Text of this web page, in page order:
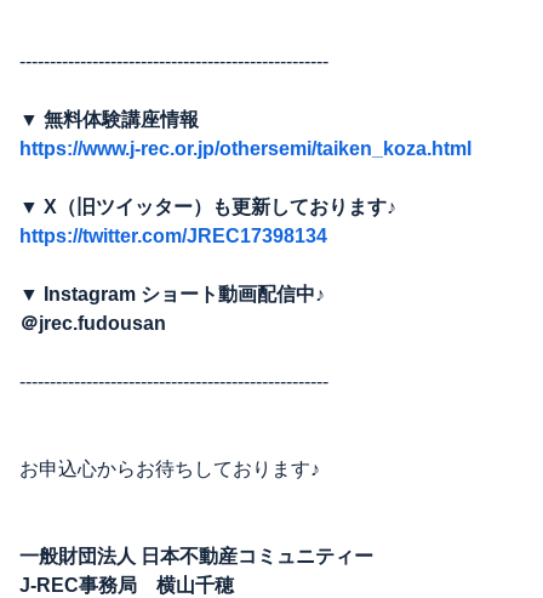
---------------------------------------------------
▼ 無料体験講座情報
https://www.j-rec.or.jp/othersemi/taiken_koza.html
▼ X（旧ツイッター）も更新しております♪
https://twitter.com/JREC17398134
▼ Instagram ショート動画配信中♪
＠jrec.fudousan
---------------------------------------------------
お申込心からお待ちしております♪
一般財団法人 日本不動産コミュニティー
J-REC事務局 横山千穂